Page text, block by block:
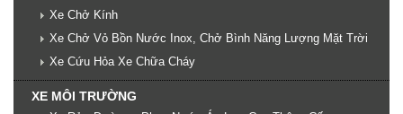
Xe Chở Kính
Xe Chở Vỏ Bồn Nước Inox, Chở Bình Năng Lượng Mặt Trời
Xe Cứu Hỏa Xe Chữa Cháy
XE MÔI TRƯỜNG